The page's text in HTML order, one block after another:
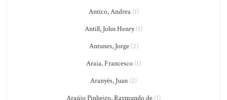
Antico, Andrea(1)
Antill, John Henry(1)
Antunes, Jorge(2)
Araia, Francesco (1)
Aranyés, Juan (2)
Araújo Pinheiro, Raymundo de (1)